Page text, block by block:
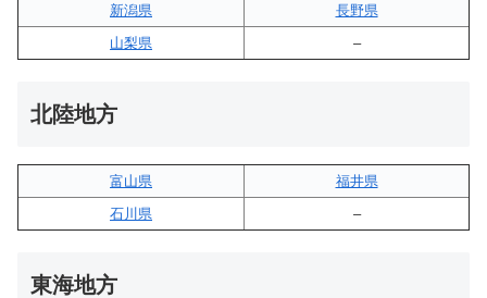
新潟県
長野県
山梨県
–
北陸地方
富山県
福井県
石川県
–
東海地方